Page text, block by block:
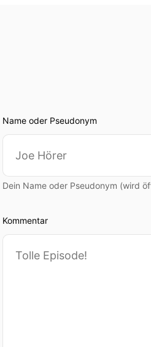
Name oder Pseudonym
Dein Name oder Pseudonym (wird
Kommentar